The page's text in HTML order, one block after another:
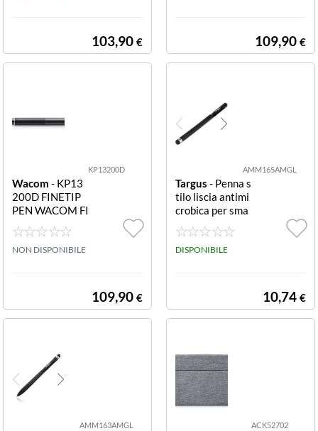
103,90 € 109,90 €
KP13200D
Wacom - KP13
200D FINETIP
PEN WACOM FI
NETIP PEN
NON DISPONIBILE
109,90 €
AMM165AMGL
Targus - Penna s
tilo liscia antimi
crobica per sma
rtphone e touch
screen STYLUS
EMBEDDED CL
DISPONIBILE
10,74 €
AMM163AMGL ACK52702